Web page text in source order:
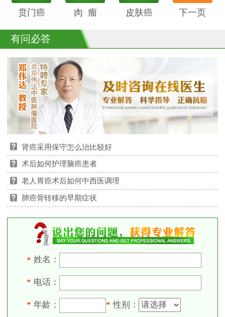
下一页
贲门癌 阴茎癌肉 瘤 白血病皮肤癌
有问必答
肾癌采用保守怎么治比较好
术后如何护理脑癌患者
老人胃癌术后如何中西医调理
肺癌骨转移的早期症状
* 姓名：
* 电话：
* 年龄： * 性别：